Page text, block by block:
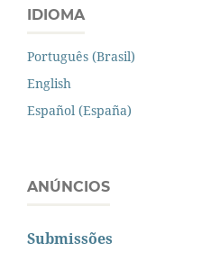
IDIOMA
Português (Brasil)
English
Español (España)
ANÚNCIOS
Submissões